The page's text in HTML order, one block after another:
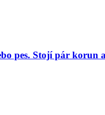
pes. Stojí pár korun